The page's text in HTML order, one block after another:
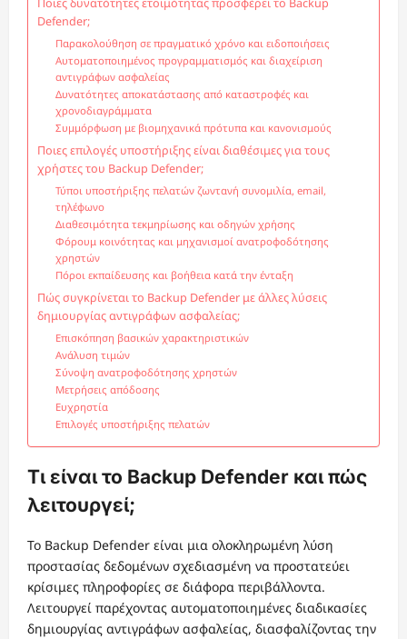
Defender;
Παρακολούθηση σε πραγματικό χρόνο και ειδοποιήσεις
Αυτοματοποιημένος προγραμματισμός και διαχείριση
αντιγράφων ασφαλείας
Δυνατότητες αποκατάστασης από καταστροφές και
χρονοδιαγράμματα
Συμμόρφωση με βιομηχανικά πρότυπα και κανονισμούς
Ποιες επιλογές υποστήριξης είναι διαθέσιμες για τους
χρήστες του Backup Defender;
Τύποι υποστήριξης πελατών ζωντανή συνομιλία, email,
τηλέφωνο
Διαθεσιμότητα τεκμηρίωσης και οδηγών χρήσης
Φόρουμ κοινότητας και μηχανισμοί ανατροφοδότησης
χρηστών
Πόροι εκπαίδευσης και βοήθεια κατά την ένταξη
Πώς συγκρίνεται το Backup Defender με άλλες λύσεις
δημιουργίας αντιγράφων ασφαλείας;
Επισκόπηση βασικών χαρακτηριστικών
Ανάλυση τιμών
Σύνοψη ανατροφοδότησης χρηστών
Μετρήσεις απόδοσης
Ευχρηστία
Επιλογές υποστήριξης πελατών
Τι είναι το Backup Defender και πώς
λειτουργεί;
Το Backup Defender είναι μια ολοκληρωμένη λύση
προστασίας δεδομένων σχεδιασμένη να προστατεύει
κρίσιμες πληροφορίες σε διάφορα περιβάλλοντα.
Λειτουργεί παρέχοντας αυτοματοποιημένες διαδικασίες
δημιουργίας αντιγράφων ασφαλείας, διασφαλίζοντας την